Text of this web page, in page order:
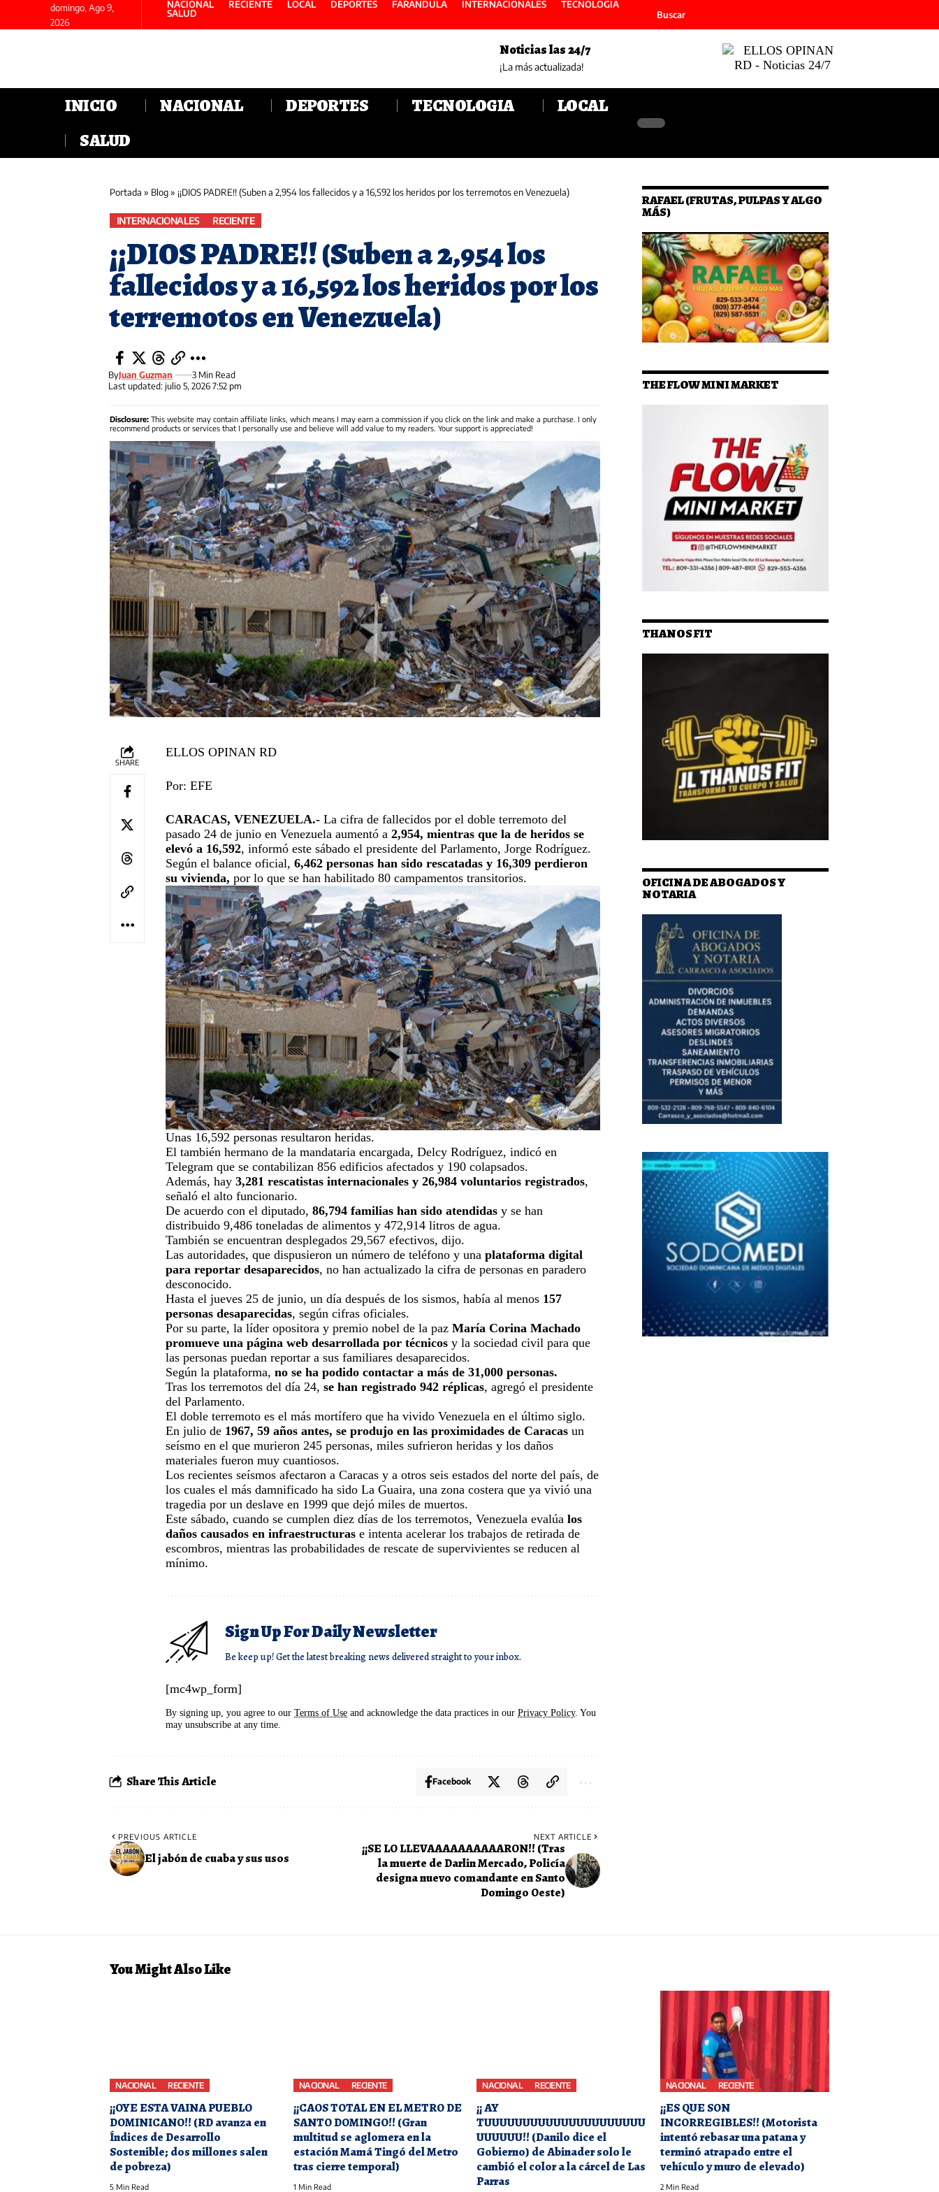
domingo, Ago 9,
2026
NACIONAL RECIENTE LOCAL DEPORTES FARANDULA INTERNACIONALES
TECNOLOGIA
SALUD
Buscar
Noticias las 24/7
¡La más actualizada!
INICIO NACIONAL DEPORTES TECNOLOGIA
LOCAL
SALUD
Portada » Blog» ¡¡DIOS PADRE!! (Suben a 2,954 los fallecidos y a 16,592 los heridos por los terremotos en Venezuela)
INTERNACIONALES RECIENTE
¡¡DIOS PADRE!! (Suben a 2,954 los
fallecidos y a 16,592 los heridos por los
terremotos en Venezuela)
Last updated: julio 5, 2026 7:52 pm
ByJuan Guzman 3 Min Read
Disclosure: This website may contain affiliate links, which means I may earn a commission if you click on the link and make a purchase. I only
recommend products or services that I personally use and believe will add value to my readers. Your support is appreciated!
SHARE
ELLOS OPINAN RD
Por: EFE
CARACAS, VENEZUELA.- La cifra de fallecidos por el doble terremoto del
pasado 24 de junio en Venezuela aumentó a 2,954, mientras que la de heridos se
elevó a 16,592, informó este sábado el presidente del Parlamento, Jorge Rodríguez.
Según el balance oficial, 6,462 personas han sido rescatadas y 16,309 perdieron
su vivienda, por lo que se han habilitado 80 campamentos transitorios.
Unas 16,592 personas resultaron heridas.
El también hermano de la mandataria encargada, Delcy Rodríguez, indicó en
Telegram que se contabilizan 856 edificios afectados y 190 colapsados.
Además, hay 3,281 rescatistas internacionales y 26,984 voluntarios registrados,
señaló el alto funcionario.
De acuerdo con el diputado, 86,794 familias han sido atendidas y se han
distribuido 9,486 toneladas de alimentos y 472,914 litros de agua.
También se encuentran desplegados 29,567 efectivos, dijo.
Las autoridades, que dispusieron un número de teléfono y una plataforma digital
para reportar desaparecidos, no han actualizado la cifra de personas en paradero
desconocido.
Hasta el jueves 25 de junio, un día después de los sismos, había al menos 157
personas desaparecidas, según cifras oficiales.
Por su parte, la líder opositora y premio nobel de la paz María Corina Machado
promueve una página web desarrollada por técnicos y la sociedad civil para que
las personas puedan reportar a sus familiares desaparecidos.
Según la plataforma, no se ha podido contactar a más de 31,000 personas.
Tras los terremotos del día 24, se han registrado 942 réplicas, agregó el presidente
del Parlamento.
El doble terremoto es el más mortífero que ha vivido Venezuela en el último siglo.
En julio de 1967, 59 años antes, se produjo en las proximidades de Caracas un
seísmo en el que murieron 245 personas, miles sufrieron heridas y los daños
materiales fueron muy cuantiosos.
Los recientes seísmos afectaron a Caracas y a otros seis estados del norte del país, de
los cuales el más damnificado ha sido La Guaira, una zona costera que ya vivió una
tragedia por un deslave en 1999 que dejó miles de muertos.
Este sábado, cuando se cumplen diez días de los terremotos, Venezuela evalúa los
daños causados en infraestructuras e intenta acelerar los trabajos de retirada de
escombros, mientras las probabilidades de rescate de supervivientes se reducen al
mínimo.
Sign Up For Daily Newsletter
Be keep up! Get the latest breaking news delivered straight to your inbox.
[mc4wp_form]
By signing up, you agree to our Terms of Use and acknowledge the data practices in our Privacy Policy. You
may unsubscribe at any time.
Share This Article Facebook
PREVIOUS ARTICLE
El jabón de cuaba y sus usos
NEXT ARTICLE
¡¡SE LO LLEVAAAAAAAAAARON!! (Tras
la muerte de Darlin Mercado, Policía
designa nuevo comandante en Santo
Domingo Oeste)
RAFAEL (FRUTAS, PULPAS Y ALGO
MÁS)
THE FLOW MINI MARKET
THANOS FIT
OFICINA DE ABOGADOS Y
NOTARIA
You Might Also Like
NACIONAL RECIENTE
¡¡OYE ESTA VAINA PUEBLO
DOMINICANO!! (RD avanza en
Índices de Desarrollo
Sostenible; dos millones salen
de pobreza)
5 Min Read
NACIONAL RECIENTE
¡¡CAOS TOTAL EN EL METRO DE
SANTO DOMINGO!! (Gran
multitud se aglomera en la
estación Mamá Tingó del Metro
tras cierre temporal)
1 Min Read
NACIONAL RECIENTE
¡¡ AY
TUUUUUUUUUUUUUUUUUUUUU
UUUUUU!! (Danilo dice el
Gobierno) de Abinader solo le
cambió el color a la cárcel de Las
Parras
NACIONAL RECIENTE
¡¡ES QUE SON
INCORREGIBLES!! (Motorista
intentó rebasar una patana y
terminó atrapado entre el
vehículo y muro de elevado)
2 Min Read